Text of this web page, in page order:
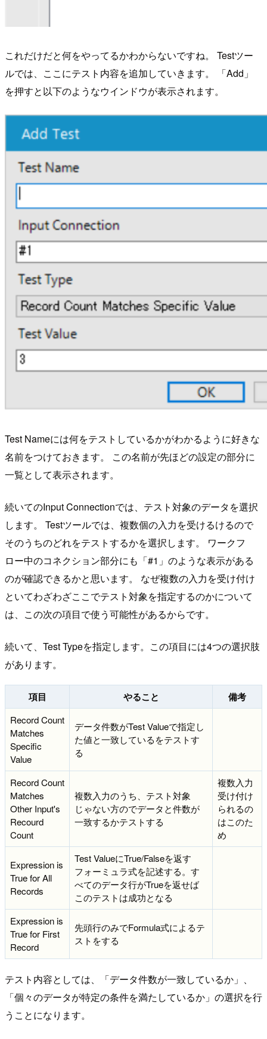
これだけだと何をやってるかわからないですね。 Testツー
ルでは、ここにテスト内容を追加していきます。 「Add」
を押すと以下のようなウインドウが表示されます。
Test Nameには何をテストしているかがわかるように好きな
名前をつけておきます。 この名前が先ほどの設定の部分に
一覧として表示されます。
続いてのInput Connectionでは、テスト対象のデータを選択
します。 Testツールでは、複数個の入力を受けるけるので
そのうちのどれをテストするかを選択します。 ワークフ
ロー中のコネクション部分にも「#1」のような表示がある
のが確認できるかと思います。 なぜ複数の入力を受け付け
といてわざわざここでテスト対象を指定するのかについて
は、この次の項目で使う可能性があるからです。
続いて、Test Typeを指定します。この項目には4つの選択肢
があります。
項目 やること 備考
Record Count
Matches
Specific
Value
データ件数がTest Valueで指定し
た値と一致しているをテストす
る
Record Count
Matches
Other Input's
Recourd
Count
複数入力のうち、テスト対象
じゃない方のでデータと件数が
一致するかテストする
複数入力
受け付け
られるの
はこのた
め
Expression is
True for All
Records
Test ValueにTrue/Falseを返す
フォーミュラ式を記述する。す
べてのデータ行がTrueを返せば
このテストは成功となる
Expression is
True for First
Record
先頭行のみでFormula式によるテ
ストをする
テスト内容としては、「データ件数が一致しているか」、
「個々のデータが特定の条件を満たしているか」の選択を行
うことになります。